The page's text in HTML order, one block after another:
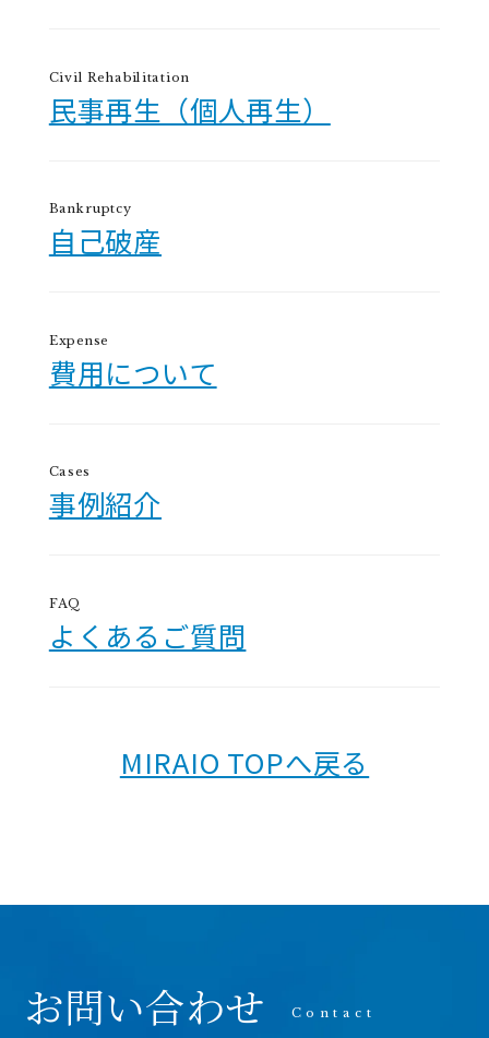
Civil Rehabilitation
民事再生（個人再生）
Bankruptcy
自己破産
Expense
費用について
Cases
事例紹介
FAQ
よくあるご質問
MIRAIO TOPへ戻る
お問い合わせ